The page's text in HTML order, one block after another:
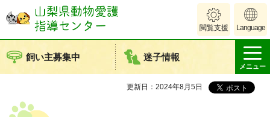
山梨県動物愛護
指導センター
閲覧支援 Language
飼い主募集中 迷子情報
メニュー
更新日：2024年8月5日